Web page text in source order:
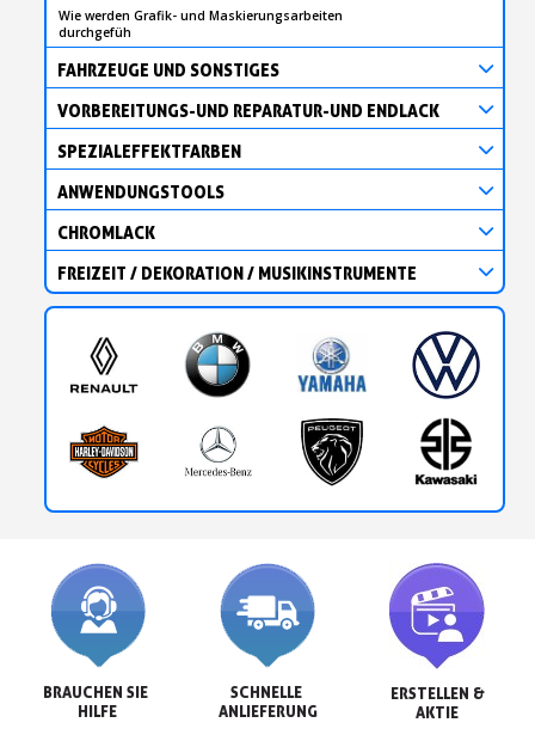
Wie werden Grafik- und Maskierungsarbeiten
durchgefüh
FAHRZEUGE UND SONSTIGES
VORBEREITUNGS-UND REPARATUR-UND ENDLACK
SPEZIALEFFEKTFARBEN
ANWENDUNGSTOOLS
CHROMLACK
FREIZEIT / DEKORATION / MUSIKINSTRUMENTE
BRAUCHEN SIE
HILFE
SCHNELLE
ANLIEFERUNG
ERSTELLEN &
AKTIE